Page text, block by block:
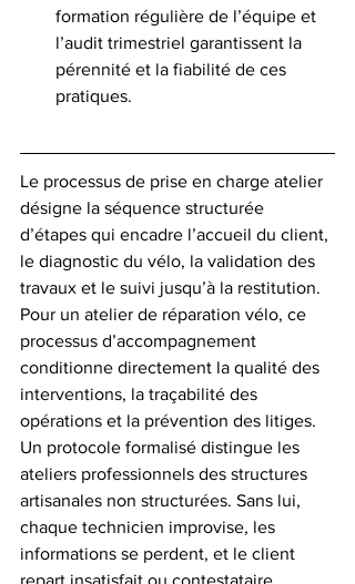
formation régulière de l’équipe et
l’audit trimestriel garantissent la
pérennité et la fiabilité de ces
pratiques.
Le processus de prise en charge atelier
désigne la séquence structurée
d’étapes qui encadre l’accueil du client,
le diagnostic du vélo, la validation des
travaux et le suivi jusqu’à la restitution.
Pour un atelier de réparation vélo, ce
processus d’accompagnement
conditionne directement la qualité des
interventions, la traçabilité des
opérations et la prévention des litiges.
Un protocole formalisé distingue les
ateliers professionnels des structures
artisanales non structurées. Sans lui,
chaque technicien improvise, les
informations se perdent, et le client
repart insatisfait ou contestataire.